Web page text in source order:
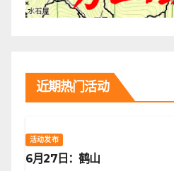
近期热门活动
活动发布
6月27日：鹤山